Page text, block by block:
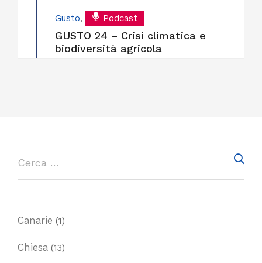
Gusto, Podcast
GUSTO 24 – Crisi climatica e
biodiversità agricola
Canarie (1)
Chiesa (13)